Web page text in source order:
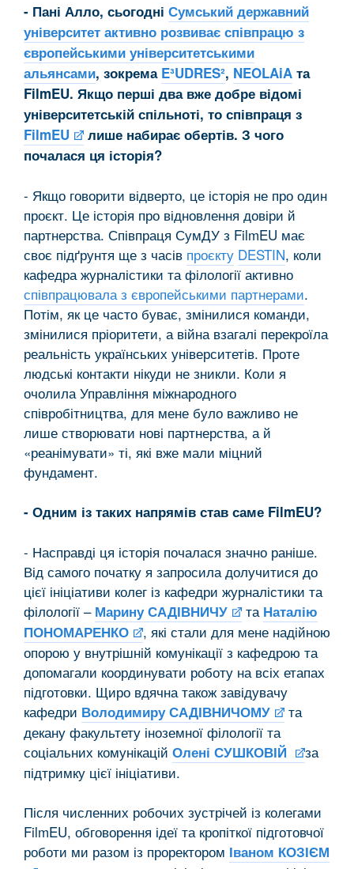
- Пані Алло, сьогодні Сумський державний
університет активно розвиває співпрацю з
європейськими університетськими
альянсами, зокрема E³UDRES², NEOLAiA та
FilmEU. Якщо перші два вже добре відомі
університетській спільноті, то співпраця з
FilmEU
лише набирає обертів. З чого
почалася ця історія?
- Якщо говорити відверто, це історія не про один
проєкт. Це історія про відновлення довіри й
партнерства. Співпраця СумДУ з FilmEU має
своє підґрунтя ще з часів проєкту DESTIN, коли
кафедра журналістики та філології активно
співпрацювала з європейськими партнерами.
Потім, як це часто буває, змінилися команди,
змінилися пріоритети, а війна взагалі перекроїла
реальність українських університетів. Проте
людські контакти нікуди не зникли. Коли я
очолила Управління міжнародного
співробітництва, для мене було важливо не
лише створювати нові партнерства, а й
«реанімувати» ті, які вже мали міцний
фундамент.
- Одним із таких напрямів став саме FilmEU?
- Насправді ця історія почалася значно раніше.
Від самого початку я запросила долучитися до
цієї ініціативи колег із кафедри журналістики та
філології – Марину САДІВНИЧУ та Наталію
ПОНОМАРЕНКО
, які стали для мене надійною
опорою у внутрішній комунікації з кафедрою та
допомагали координувати роботу на всіх етапах
підготовки. Щиро вдячна також завідувачу
кафедри Володимиру САДІВНИЧОМУ
та
декану факультету іноземної філології та
соціальних комунікацій Олені СУШКОВІЙ
за
підтримку цієї ініціативи.
Після численних робочих зустрічей із колегами
FilmEU, обговорення ідеї та кропіткої підготовчої
роботи ми разом із проректором Іваном КОЗІЄМ